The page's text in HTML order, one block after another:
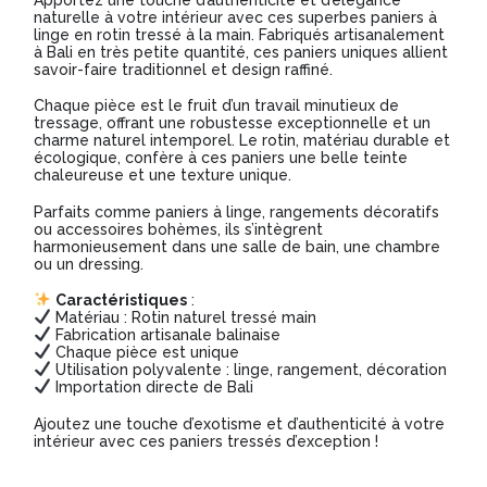
tressé
naturelle à votre intérieur avec ces superbes paniers à
linge en rotin tressé à la main. Fabriqués artisanalement
à Bali en très petite quantité, ces paniers uniques allient
savoir-faire traditionnel et design raffiné.
Chaque pièce est le fruit d’un travail minutieux de
tressage, offrant une robustesse exceptionnelle et un
charme naturel intemporel. Le rotin, matériau durable et
écologique, confère à ces paniers une belle teinte
chaleureuse et une texture unique.
Parfaits comme paniers à linge, rangements décoratifs
ou accessoires bohèmes, ils s’intègrent
harmonieusement dans une salle de bain, une chambre
ou un dressing.
Caractéristiques :
Matériau : Rotin naturel tressé main
Fabrication artisanale balinaise
Chaque pièce est unique
Utilisation polyvalente : linge, rangement, décoration
Importation directe de Bali
Ajoutez une touche d’exotisme et d’authenticité à votre
intérieur avec ces paniers tressés d’exception !